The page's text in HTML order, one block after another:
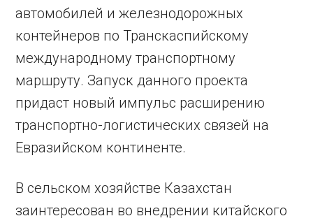
автомобилей и железнодорожных
контейнеров по Транскаспийскому
международному транспортному
маршруту. Запуск данного проекта
придаст новый импульс расширению
транспортно-логистических связей на
Евразийском континенте.
В сельском хозяйстве Казахстан
заинтересован во внедрении китайского